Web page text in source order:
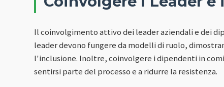
Il coinvolgimento attivo dei leader aziendali e dei
leader devono fungere da modelli di ruolo,
l'inclusione. Inoltre, coinvolgere i dipendenti in
sentirsi parte del processo e a ridurre la resistenza.